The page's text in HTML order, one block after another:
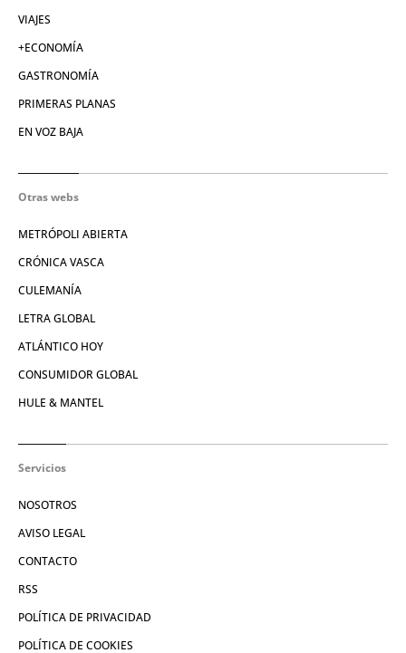
VIAJES
+ECONOMÍA
GASTRONOMÍA
PRIMERAS PLANAS
EN VOZ BAJA
Otras webs
METRÓPOLI ABIERTA
CRÓNICA VASCA
CULEMANÍA
LETRA GLOBAL
ATLÁNTICO HOY
CONSUMIDOR GLOBAL
HULE & MANTEL
Servicios
NOSOTROS
AVISO LEGAL
CONTACTO
RSS
POLÍTICA DE PRIVACIDAD
POLÍTICA DE COOKIES